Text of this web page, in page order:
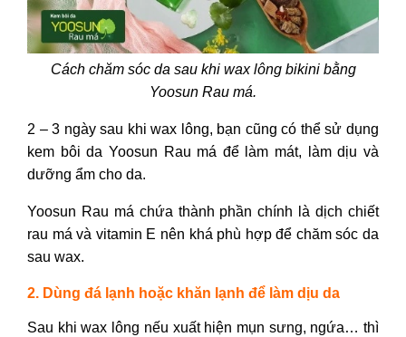
Cách chăm sóc da sau khi wax lông bikini bằng
Yoosun Rau má.
2 – 3 ngày sau khi wax lông, bạn cũng có thể sử dụng
kem bôi da Yoosun Rau má để làm mát, làm dịu và
dưỡng ẩm cho da.
Yoosun Rau má chứa thành phần chính là dịch chiết
rau má và vitamin E nên khá phù hợp để chăm sóc da
sau wax.
2. Dùng đá lạnh hoặc khăn lạnh để làm dịu da
Sau khi wax lông nếu xuất hiện mụn sưng, ngứa… thì